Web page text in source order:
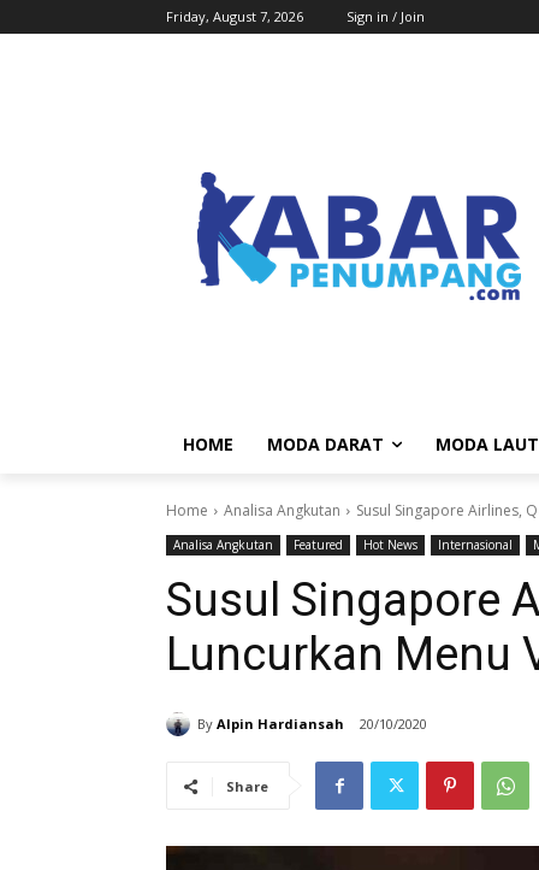
Friday, August 7, 2026 Sign in / Join
HOME MODA DARAT MODA LAUT
Home Analisa Angkutan Susul Singapore Airlines,
Analisa Angkutan Featured Hot News Internasional
Susul Singapore
Luncurkan Menu
By Alpin Hardiansah 20/10/2020
Share